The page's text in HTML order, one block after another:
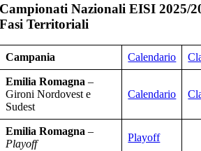
Campionati Nazionali EISI 2025/
Fasi Territoriali
Campania Calendario
Emilia Romagna –
Gironi Nordovest e
Sudest
Calendario
Emilia Romagna –
Playoff
Playoff